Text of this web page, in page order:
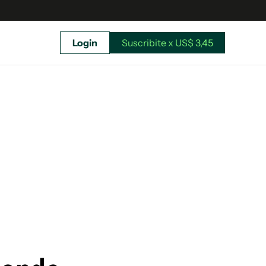
Login Suscribite x US$ 3,45